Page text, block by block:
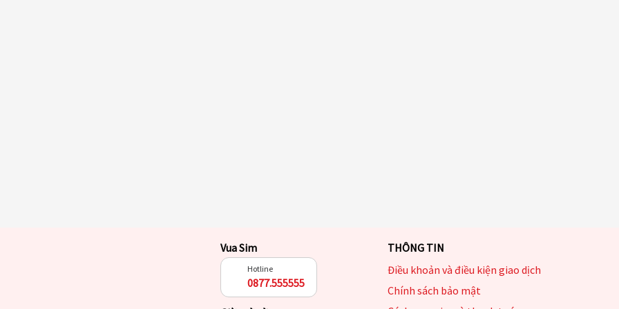
Vua Sim
Hotline
0877.555555
THÔNG TIN
Điều khoản và điều kiện giao dịch
Chính sách bảo mật